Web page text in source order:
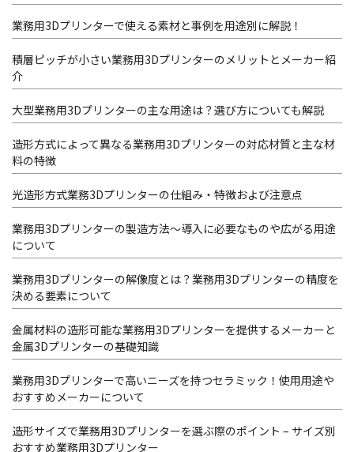
業務用3Dプリンターで使える素材と事例を用途別に解説！
積層ピッチが小さい業務用3Dプリンターのメリットとメーカー紹
介
大型業務用3Dプリンターの主な用途は？選び方についても解説
造形方式によって異なる業務用3Dプリンターの対応材質と主な材
料の特徴
光造形方式業務3Dプリンターの仕組み・特徴および注意点
業務用3Dプリンターの製造方法～導入に必要なものや広がる用途
について
業務用3Dプリンターの解像度とは？業務用3Dプリンターの精度を
決める要素について
金属材料の造形可能な業務用3Dプリンターを提供するメーカーと
金属3Dプリンターの基礎知識
業務用3Dプリンターで高いニーズを持つセラミック！使用用途や
おすすめメーカーについて
造形サイズで業務用3Dプリンターを選ぶ際のポイント – サイズ別
おすすめ業務用3Dプリンター